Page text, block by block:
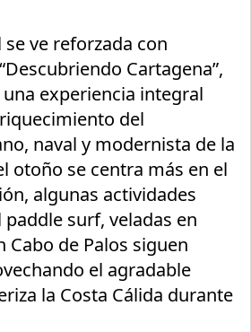
ve reforzada con
Cartagena”,
experiencia integral
del
naval y modernista de la
otoño se centra más en el
algunas actividades
surf, veladas en
Cabo de Palos siguen
el agradable
la Costa Cálida durante